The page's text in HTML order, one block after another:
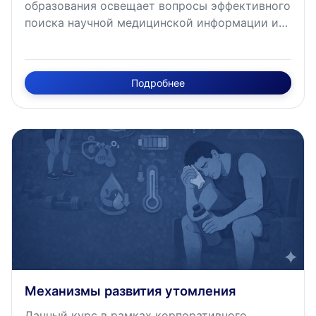
образования освещает вопросы эффективного
поиска научной медицинской информации и
раскрывает методологию работы с
международными базами данных (PubMed,
Cochrane Library, Google Scholar), технологии
построения поисковых запросов с
также принципы систематизации источников
и подготовки качественных научных обзоров
на основе доказательной медицины. Курс
имеет трудоемкость освоения 1
академический час.
Подробнее
Механизмы развития утомления